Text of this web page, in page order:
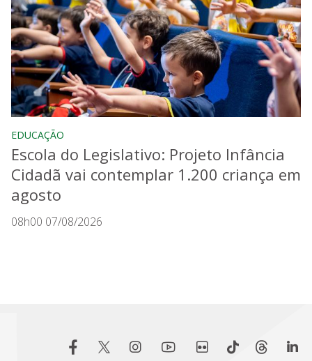
EDUCAÇÃO
Escola do Legislativo: Projeto Infância
Cidadã vai contemplar 1.200 criança em
agosto
08h00 07/08/2026